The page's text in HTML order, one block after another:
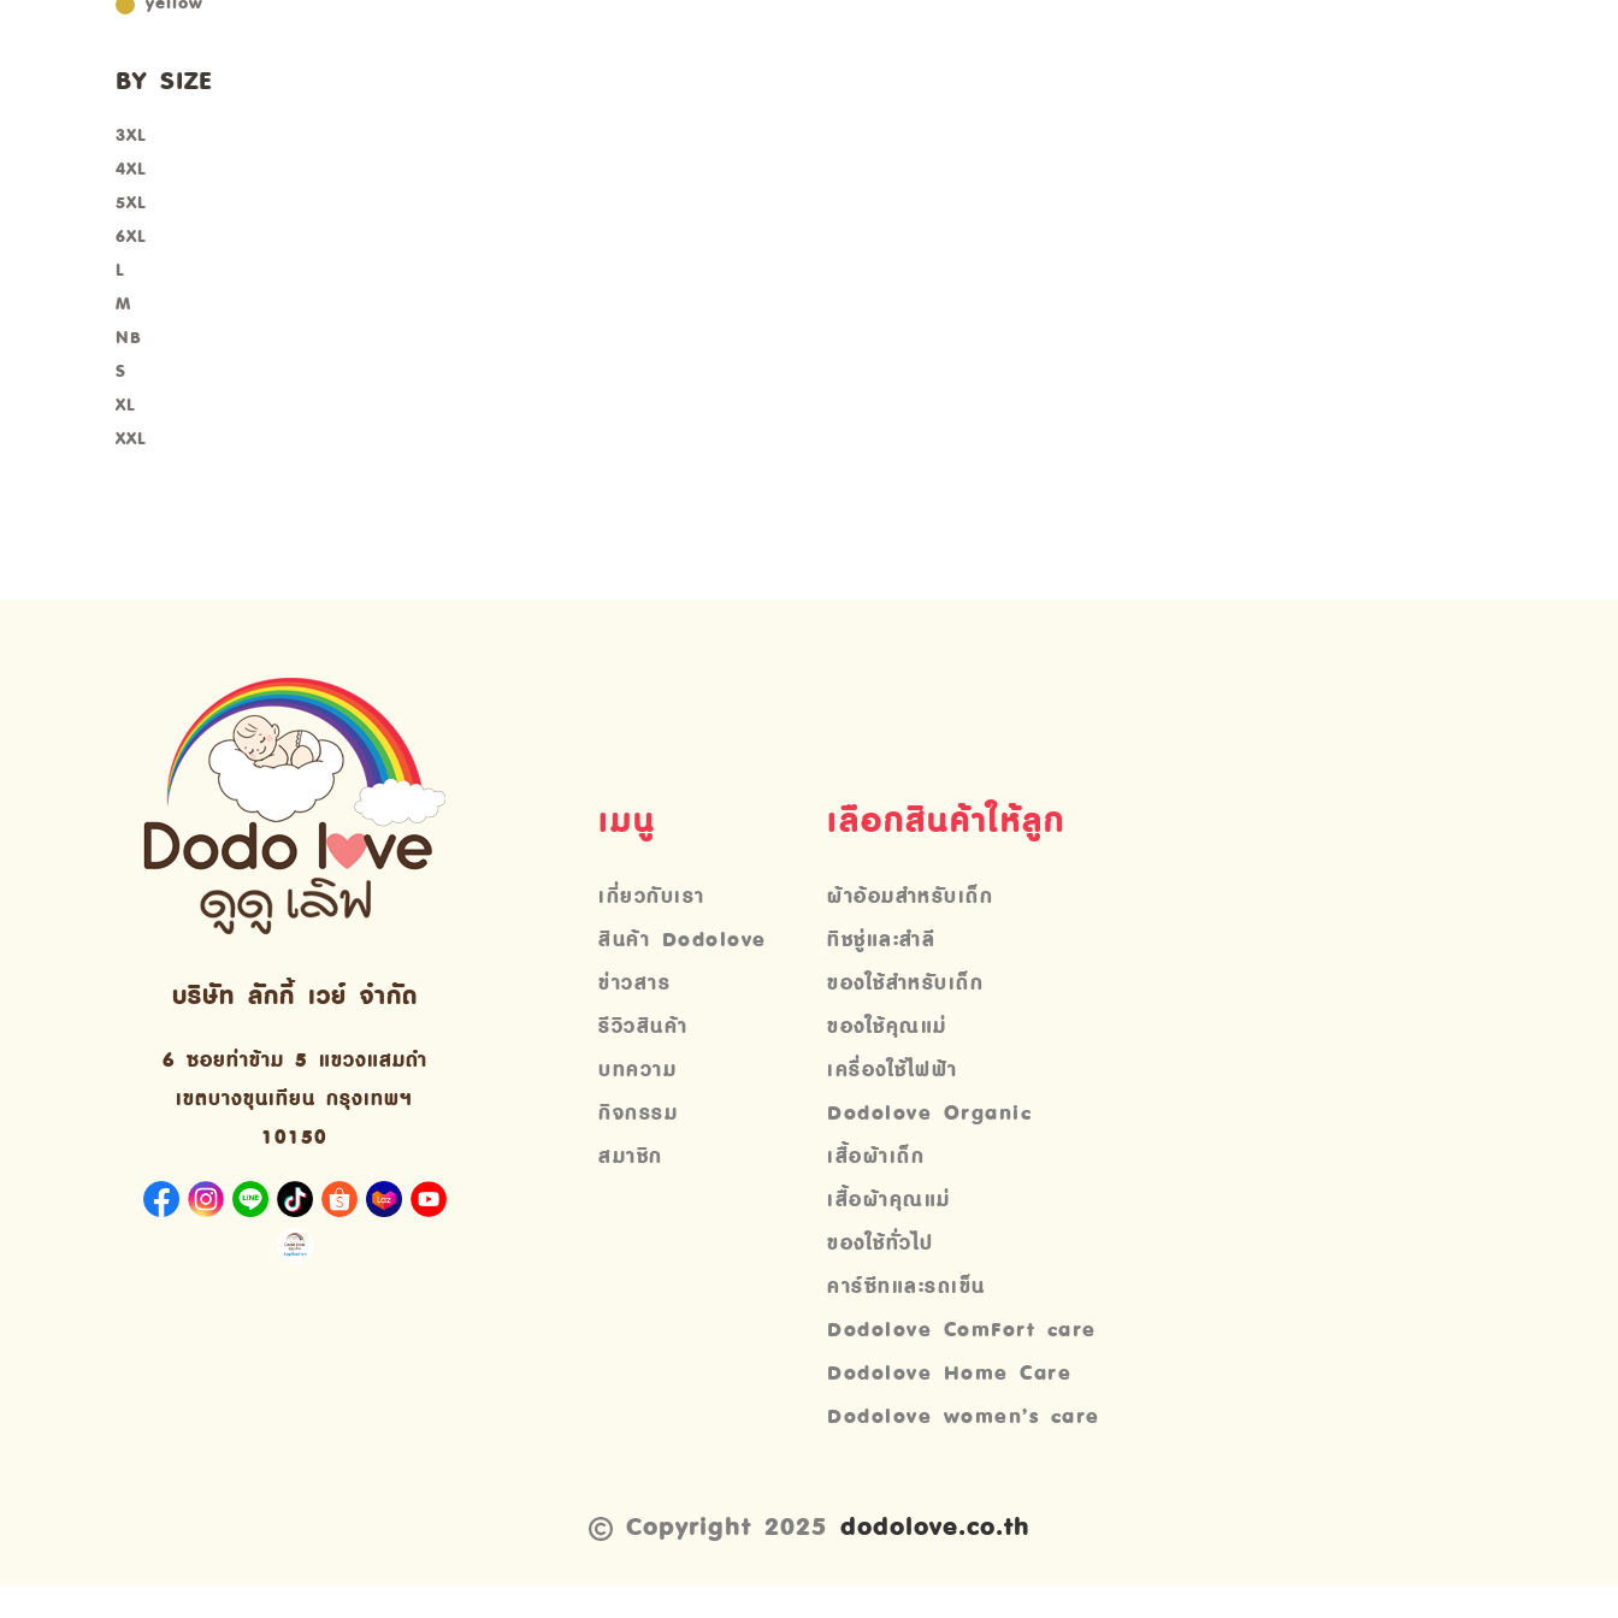
BY SIZE
3XL
4XL
5XL
6XL
L
M
NB
S
XL
XXL
บริษัท ลักกี้ เวย์ จํากัด
6 ซอยท่าข้าม 5 แขวงแสมดำ
เขตบางขุนเทียน กรุงเทพฯ
10150
เมนู
เกี่ยวกับเรา
สินค้า Dodolove
ข่าวสาร
รีวิวสินค้า
บทความ
กิจกรรม
สมาชิก
เลือกสินค้าให้ลูก
ผ้าอ้อมสำหรับเด็ก
ทิชชู่และสำลี
ของใช้สำหรับเด็ก
ของใช้คุณแม่
เครื่องใช้ไฟฟ้า
Dodolove Organic
เสื้อผ้าเด็ก
เสื้อผ้าคุณแม่
ของใช้ทั่วไป
คาร์ซีทและรถเข็น
Dodolove ComFort care
Dodolove Home Care
Dodolove women’s care
Copyright 2025 dodolove.co.th